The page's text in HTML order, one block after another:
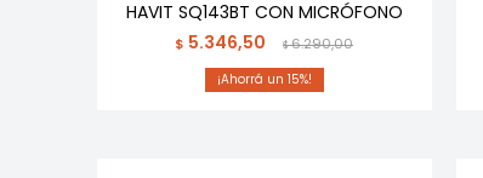
HAVIT SQ143BT CON MICRÓFONO
$ 5.346,50 $6.290,00
15